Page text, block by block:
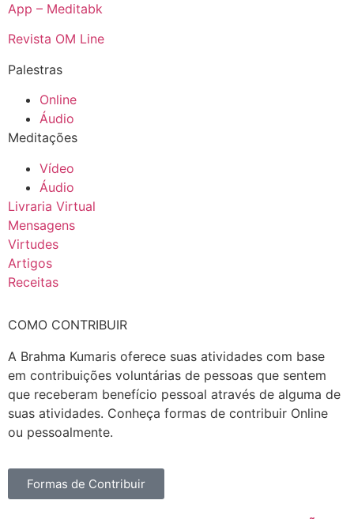
App – Meditabk
Revista OM Line
Palestras
Online
Áudio
Meditações
Vídeo
Áudio
Livraria Virtual
Mensagens
Virtudes
Artigos
Receitas
COMO CONTRIBUIR
A Brahma Kumaris oferece suas atividades com base
em contribuições voluntárias de pessoas que sentem
que receberam benefício pessoal através de alguma de
suas atividades. Conheça formas de contribuir Online
ou pessoalmente.
Formas de Contribuir